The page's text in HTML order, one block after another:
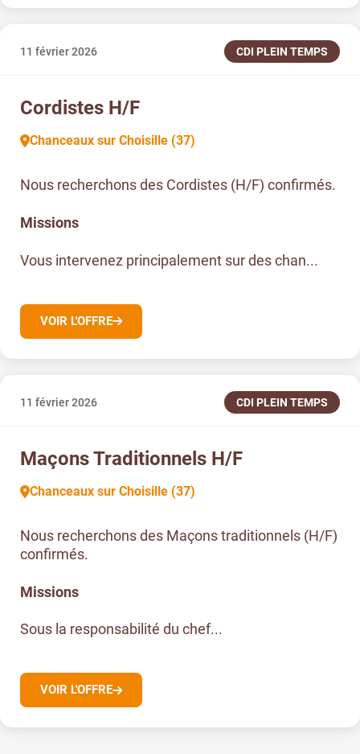
11 février 2026 CDI PLEIN TEMPS
Cordistes H/F
Chanceaux sur Choisille (37)
Nous recherchons des Cordistes (H/F) confirmés.
Missions
Vous intervenez principalement sur des chan...
VOIR L'OFFRE
11 février 2026 CDI PLEIN TEMPS
Maçons Traditionnels H/F
Chanceaux sur Choisille (37)
Nous recherchons des Maçons traditionnels (H/F)
confirmés.
Missions
Sous la responsabilité du chef...
VOIR L'OFFRE